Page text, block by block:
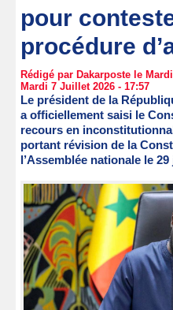
pour
procédure
Rédigé par Dakarposte le
Mardi 7 Juillet 2026 - 17:57
Le président de la
a officiellement saisi le
recours en
portant révision de la
l’Assemblée nationale le